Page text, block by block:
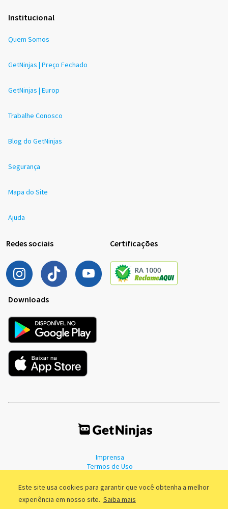
Este site usa cookies para garantir que você obtenha a melhor
experiência em nosso site. Saiba mais
Institucional
Quem Somos
GetNinjas | Preço Fechado
GetNinjas | Europ
Trabalhe Conosco
Blog do GetNinjas
Segurança
Mapa do Site
Ajuda
Redes sociais Certificações
Downloads
Imprensa
Termos de Uso